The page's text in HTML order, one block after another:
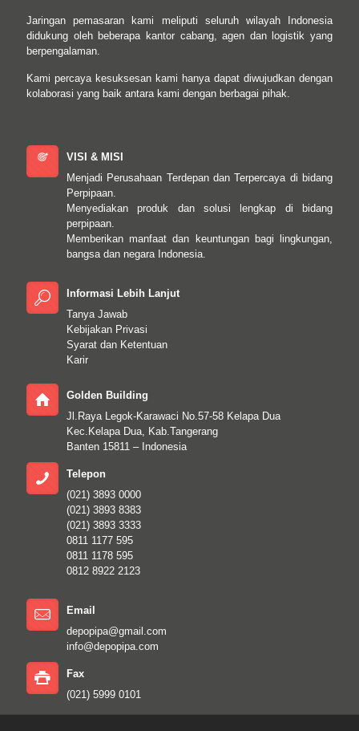
Jaringan pemasaran kami meliputi seluruh wilayah Indonesia
didukung oleh beberapa kantor cabang, agen dan logistik yang
berpengalaman.
Kami percaya kesuksesan kami hanya dapat diwujudkan dengan
kolaborasi yang baik antara kami dengan berbagai pihak.
VISI & MISI
Menjadi Perusahaan Terdepan dan Terpercaya di bidang
Perpipaan.
Menyediakan produk dan solusi lengkap di bidang
perpipaan.
Memberikan manfaat dan keuntungan bagi lingkungan,
bangsa dan negara Indonesia.
Informasi Lebih Lanjut
Tanya Jawab
Kebijakan Privasi
Syarat dan Ketentuan
Karir
Golden Building
Jl.Raya Legok-Karawaci No.57-58 Kelapa Dua
Kec.Kelapa Dua, Kab.Tangerang
Banten 15811 – Indonesia
Telepon
(021) 3893 0000
(021) 3893 8383
(021) 3893 3333
0811 1177 595
0811 1178 595
0812 8922 2123
Email
depopipa@gmail.com
info@depopipa.com
Fax
(021) 5999 0101